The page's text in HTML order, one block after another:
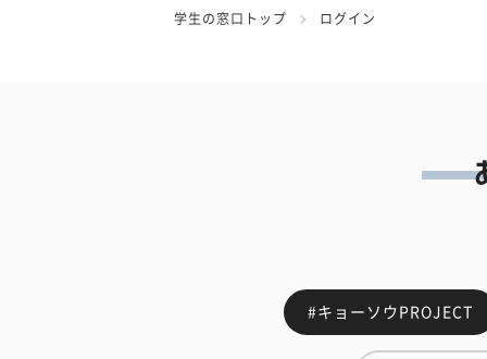
学生の窓口トップ ログイン
#キョーソウPROJECT